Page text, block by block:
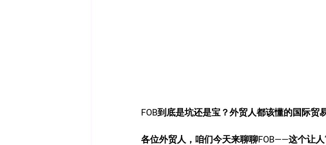
FOB到底是坑还是宝？外贸人都该懂的国际贸
各位外贸人，咱们今天来聊聊FOB——这个让人